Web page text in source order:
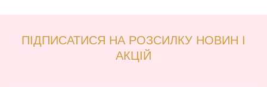
ПІДПИСАТИСЯ НА РОЗСИЛКУ НОВИН І
АКЦІЙ